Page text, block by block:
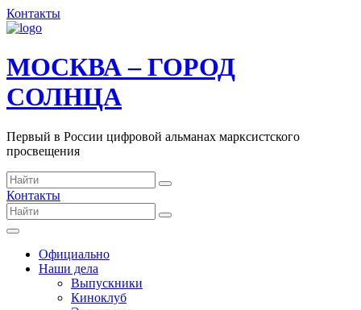
Контакты
МОСКВА – ГОРОД
СОЛНЦА
Первый в России цифровой альманах марксистского
просвещения
Контакты
Официально
Наши дела
Выпускники
Киноклуб